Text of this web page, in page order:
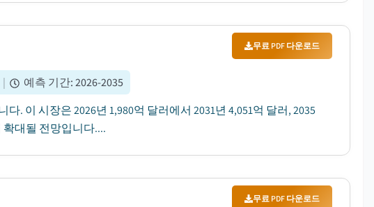
무료 PDF 다운로드
| 예측 기간:2026-2035
. 이 시장은 2026년 1,980억 달러에서 2031년 4,051억 달러, 2035
확대될 전망입니다....
무료 PDF 다운로드